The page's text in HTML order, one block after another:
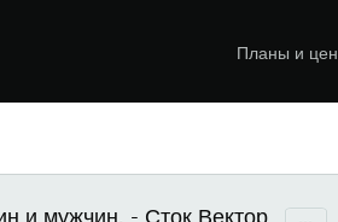
Планы и
и мужчин. - Сток Вектор ...